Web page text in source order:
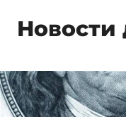
Новости